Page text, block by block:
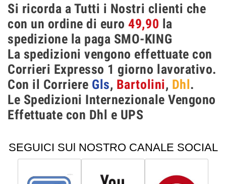
Si ricorda a Tutti i Nostri clienti che
con un ordine di euro49,90 la
spedizione la paga SMO-KING
La spedizioni vengono effettuate con
Corrieri Expresso 1 giorno lavorativo.
Con il Corriere Gls, Bartolini, Dhl.
Le Spedizioni Internezionale Vengono
Effettuate con Dhl e UPS
SEGUICI SUl NOSTRO CANALE SOCIAL